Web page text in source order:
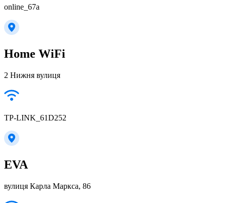
online_67a
Home WiFi
2 Нижня вулиця
TP-LINK_61D252
EVA
вулиця Карла Маркса, 86